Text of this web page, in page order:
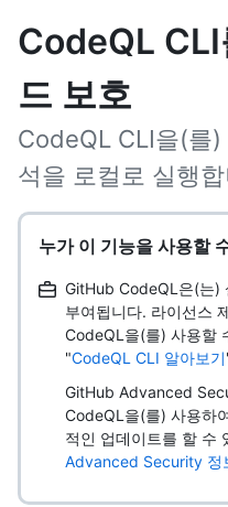
CodeQL
드 보호
CodeQL CLI을(를
석을 로컬로 실행
누가 이 기능을 사용할
GitHub CodeQL은(는)
부여됩니다. 라이선스
CodeQL을(를) 사용할
"CodeQL CLI 알아보기
GitHub Advanced
CodeQL을(를) 사용하
적인 업데이트를 할 수
Advanced Security 정